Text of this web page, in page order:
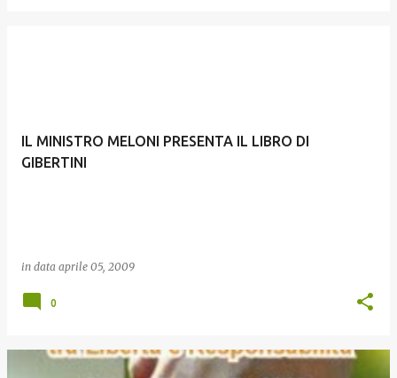
IL MINISTRO MELONI PRESENTA IL LIBRO DI
GIBERTINI
in data aprile 05, 2009
0